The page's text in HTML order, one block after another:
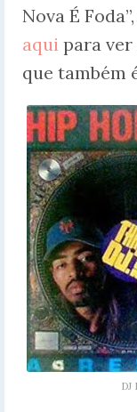
Nova É
aqui para ver
que também
DJ